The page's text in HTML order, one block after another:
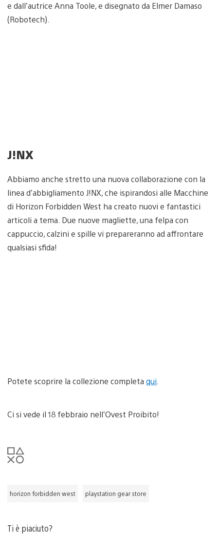
e dall’autrice Anna Toole, e disegnato da Elmer Damaso
(Robotech).
J!NX
Abbiamo anche stretto una nuova collaborazione con la
linea d’abbigliamento J!NX, che ispirandosi alle Macchine
di Horizon Forbidden West ha creato nuovi e fantastici
articoli a tema. Due nuove magliette, una felpa con
cappuccio, calzini e spille vi prepareranno ad affrontare
qualsiasi sfida!
Potete scoprire la collezione completa qui
Ci si vede il 18 febbraio nell’Ovest Proibito!
horizon forbidden west playstation gear store
Ti è piaciuto?